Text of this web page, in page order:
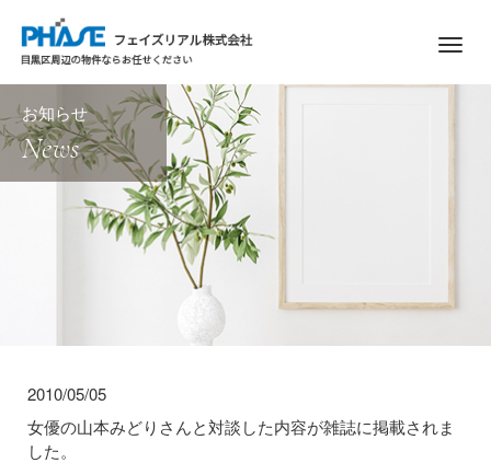
M
お知らせ
News
2010/05/05
女優の山本みどりさんと対談した内容が雑誌に掲載されま
した。